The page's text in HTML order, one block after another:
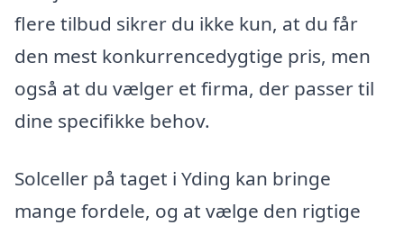
flere tilbud sikrer du ikke kun, at du får
den mest konkurrencedygtige pris, men
også at du vælger et firma, der passer til
dine specifikke behov.
Solceller på taget i Yding kan bringe
mange fordele, og at vælge den rigtige